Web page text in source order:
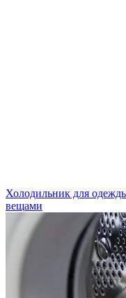
Холодильник для
вещами